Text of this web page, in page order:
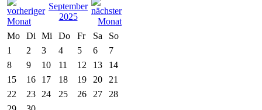
September
2025
Mo
Di Mi Do Fr Sa
So
1
2 3 4 5 6
7
8
9 10 11 12 13
14
15
16 17 18 19 20
21
22
23 24 25 26 27
28